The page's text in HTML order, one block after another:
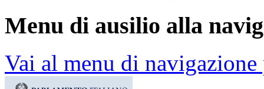
Menu di ausilio alla
Vai al menu di